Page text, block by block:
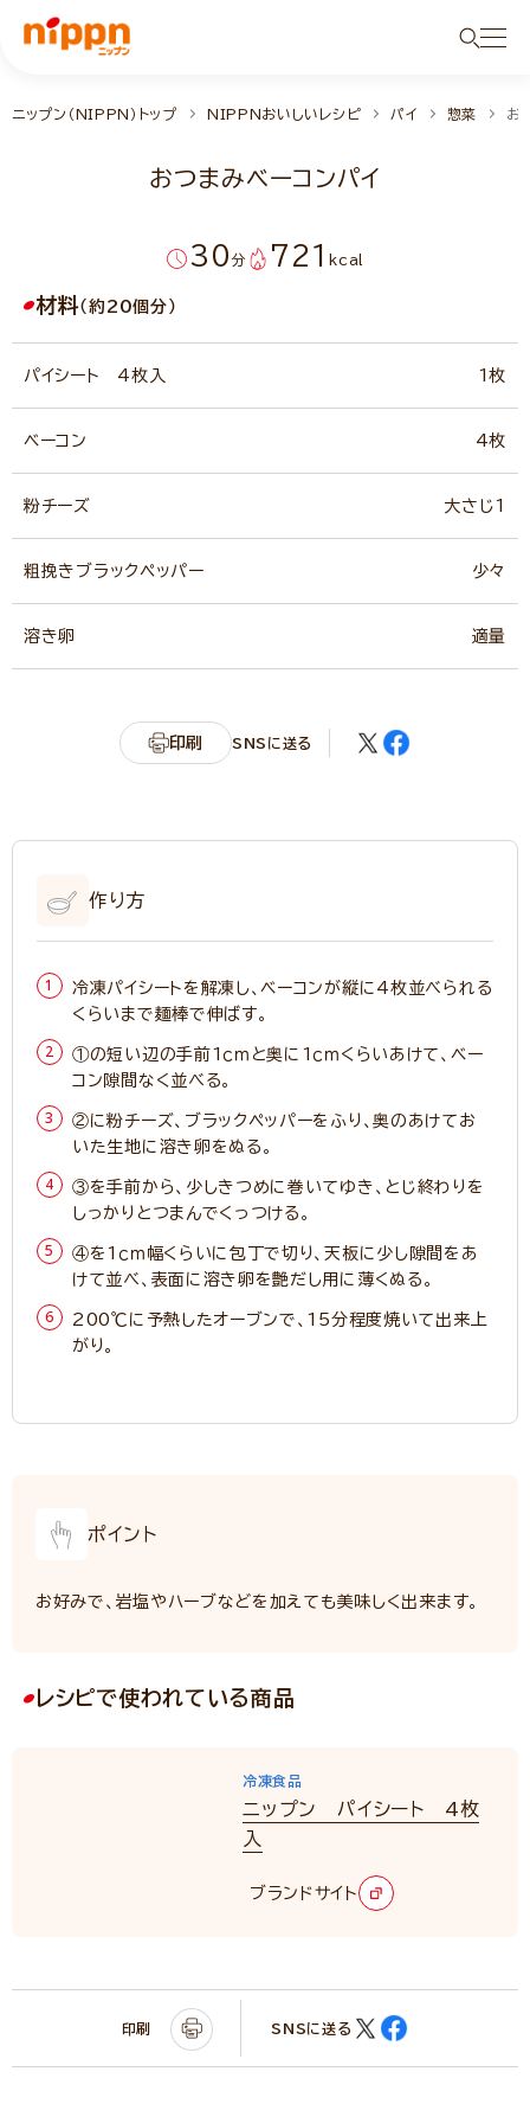
ニップン（NIPPN）トップ NIPPNおいしいレシピ パイ 惣菜 お
おつまみベーコンパイ
30 分 721kcal
材料（約20個分）
パイシート 4枚入 1枚
ベーコン 4枚
粉チーズ 大さじ1
粗挽きブラックペッパー 少々
溶き卵 適量
印刷 SNSに送る
作り方
冷凍パイシートを解凍し、ベーコンが縦に4枚並べられる
くらいまで麺棒で伸ばす。
①の短い辺の手前1ｃｍと奥に1ｃｍくらいあけて、ベー
コン隙間なく並べる。
②に粉チーズ、ブラックペッパーをふり、奥のあけてお
いた生地に溶き卵をぬる。
③を手前から、少しきつめに巻いてゆき、とじ終わりを
しっかりとつまんでくっつける。
④を1ｃｍ幅くらいに包丁で切り、天板に少し隙間をあ
けて並べ、表面に溶き卵を艶だし用に薄くぬる。
200℃に予熱したオーブンで、15分程度焼いて出来上
がり。
ポイント
お好みで、岩塩やハーブなどを加えても美味しく出来ます。
レシピで使われている商品
冷凍食品
ニップン パイシート 4枚
入
ブランドサイト
印刷 SNSに送る